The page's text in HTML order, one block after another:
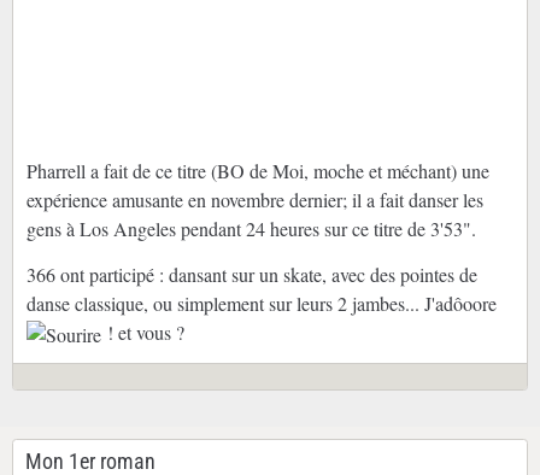
Pharrell a fait de ce titre (BO de Moi, moche et méchant) une
expérience amusante en novembre dernier; il a fait danser les
gens à Los Angeles pendant 24 heures sur ce titre de 3'53".
366 ont participé : dansant sur un skate, avec des pointes de
danse classique, ou simplement sur leurs 2 jambes... J'adôoore
! et vous ?
Mon 1er roman